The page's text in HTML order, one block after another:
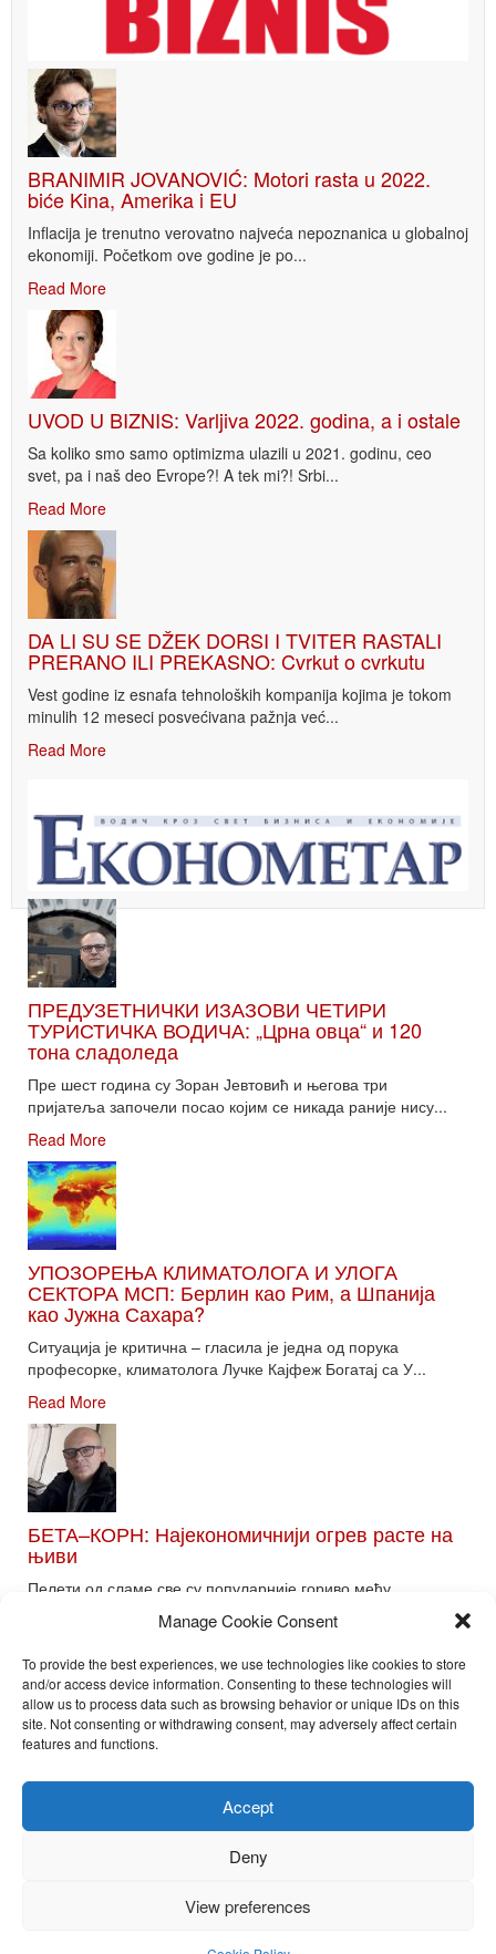
Manage Cookie Consent
To provide the best experiences, we use technologies like cookies to store
and/or access device information. Consenting to these technologies will
allow us to process data such as browsing behavior or unique IDs on this
site. Not consenting or withdrawing consent, may adversely affect certain
features and functions.
Accept
Deny
View preferences
BRANIMIR JOVANOVIĆ: Motori rasta u 2022.
biće Kina, Amerika i EU
Inflacija je trenutno verovatno najveća nepoznanica u globalnoj
ekonomiji. Početkom ove godine je po...
Read More
UVOD U BIZNIS: Varljiva 2022. godina, a i ostale
Sa koliko smo samo optimizma ulazili u 2021. godinu, ceo
svet, pa i naš deo Evrope?! A tek mi?! Srbi...
Read More
DA LI SU SE DŽEK DORSI I TVITER RASTALI
PRERANO ILI PREKASNO: Cvrkut o cvrkutu
Vest godine iz esnafa tehnoloških kompanija kojima je tokom
minulih 12 meseci posvećivana pažnja već...
Read More
ПРЕДУЗЕТНИЧКИ ИЗАЗОВИ ЧЕТИРИ
ТУРИСТИЧКА ВОДИЧА: „Црна овца“ и 120
тона сладоледа
Пре шест година су Зоран Јевтовић и његова три
пријатеља започели посао којим се никада раније нису...
Read More
УПОЗОРЕЊА КЛИМАТОЛОГА И УЛОГА
СЕКТОРА МСП: Берлин као Рим, а Шпанија
као Јужна Сахара?
Ситуација је критична – гласила је једна од порука
професорке, климатолога Лучке Кајфеж Богатај са У...
Read More
БЕТА–КОРН: Најекономичнији огрев расте на
њиви
Пелети од сламе све су популарније гориво међу
потрошачима. Главне препреке већoj производњи овог ог...
Toggle
Nira Press d.o.o.
Sadržaj ovog sajta je zakonom zaštićena intelektualna svojina
kopiranje, objavljivanje celine ili delova bilo kog proizvoda NiraPress